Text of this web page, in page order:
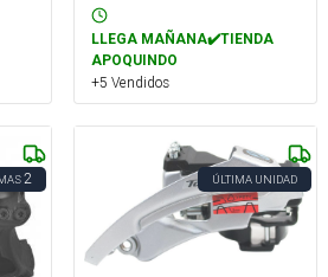
LLEGA MAÑANA✔️TIENDA
APOQUINDO
+5 Vendidos
2 ÚLTIMA UNIDAD